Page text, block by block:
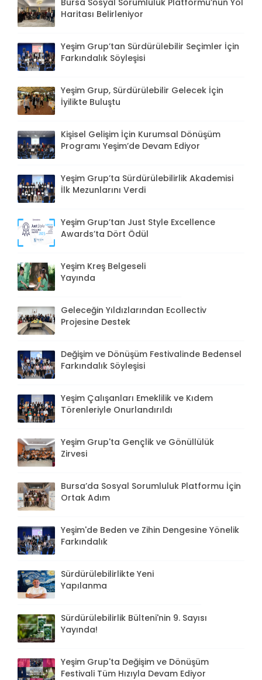
Haritası Belirleniyor
Yeşim Grup’tan Sürdürülebilir Seçimler İçin
Farkındalık Söyleşisi
Yeşim Grup, Sürdürülebilir Gelecek İçin
İyilikte Buluştu
Kişisel Gelişim İçin Kurumsal Dönüşüm
Programı Yeşim’de Devam Ediyor
Yeşim Grup’ta Sürdürülebilirlik Akademisi
İlk Mezunlarını Verdi
Yeşim Grup’tan Just Style Excellence
Awards’ta Dört Ödül
Yeşim Kreş Belgeseli
Yayında
Geleceğin Yıldızlarından Ecollectiv
Projesine Destek
Değişim ve Dönüşüm Festivalinde Bedensel
Farkındalık Söyleşisi
Yeşim Çalışanları Emeklilik ve Kıdem
Törenleriyle Onurlandırıldı
Yeşim Grup'ta Gençlik ve Gönüllülük
Zirvesi
Bursa’da Sosyal Sorumluluk Platformu İçin
Ortak Adım
Yeşim'de Beden ve Zihin Dengesine Yönelik
Farkındalık
Sürdürülebilirlikte Yeni
Yapılanma
Sürdürülebilirlik Bülteni'nin 9. Sayısı
Yayında!
Yeşim Grup'ta Değişim ve Dönüşüm
Festivali Tüm Hızıyla Devam Ediyor